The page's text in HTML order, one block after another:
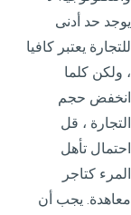
يوجد حد أدنى
للتجارة يعتبر كافيا
، ولكن كلما
انخفض حجم
التجارة ، قل
احتمال تأهل
المرء كتاجر
معاهدة. يجب أن